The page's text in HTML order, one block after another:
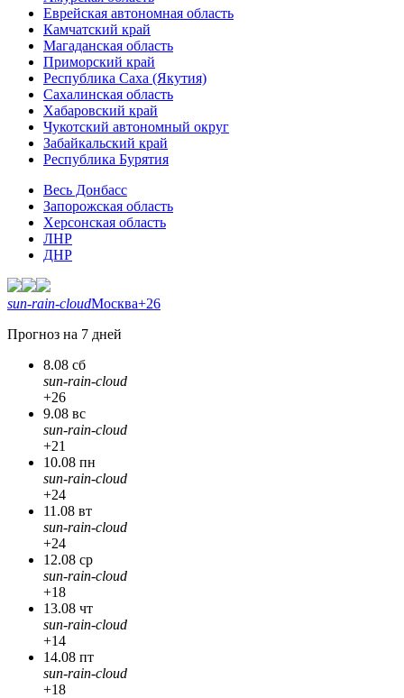
Еврейская автономная область
Камчатский край
Магаданская область
Приморский край
Республика Саха (Якутия)
Сахалинская область
Хабаровский край
Чукотский автономный округ
Забайкальский край
Республика Бурятия
Весь Донбасс
Запорожская область
Херсонская область
ЛНР
ДНР
sun-rain-cloudМосква+26
Прогноз на 7 дней
8.08 сб
sun-rain-cloud
+26
9.08 вс
sun-rain-cloud
+21
10.08 пн
sun-rain-cloud
+24
11.08 вт
sun-rain-cloud
+24
12.08 ср
sun-rain-cloud
+18
13.08 чт
sun-rain-cloud
+14
14.08 пт
sun-rain-cloud
+18